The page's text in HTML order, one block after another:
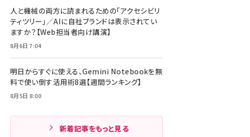
人と機械の両方に読まれるための「アクセシビリ
ティツリー」／AIに自社ブランドは表示されてい
ますか？【Web担当者向け講演】
8月6日 7:04
明日からすぐに使える、Gemini Notebookを無
料で使い倒す活用術8選【週間ランキング】
8月5日 8:00
新着記事をもっと見る